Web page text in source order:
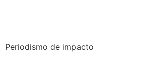
Periodismo de impacto